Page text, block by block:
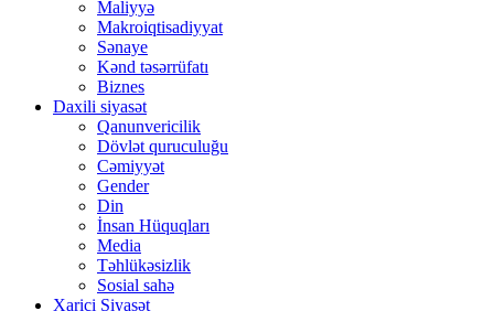
Maliyyə
Makroiqtisadiyyat
Sənaye
Kənd təsərrüfatı
Biznes
Daxili siyasət
Qanunvericilik
Dövlət quruculuğu
Cəmiyyət
Gender
Din
İnsan Hüquqları
Media
Təhlükəsizlik
Sosial sahə
Xarici Siyasət